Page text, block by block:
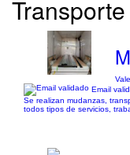
Email
Se realizan mudanzas,
todos tipos de servicios,